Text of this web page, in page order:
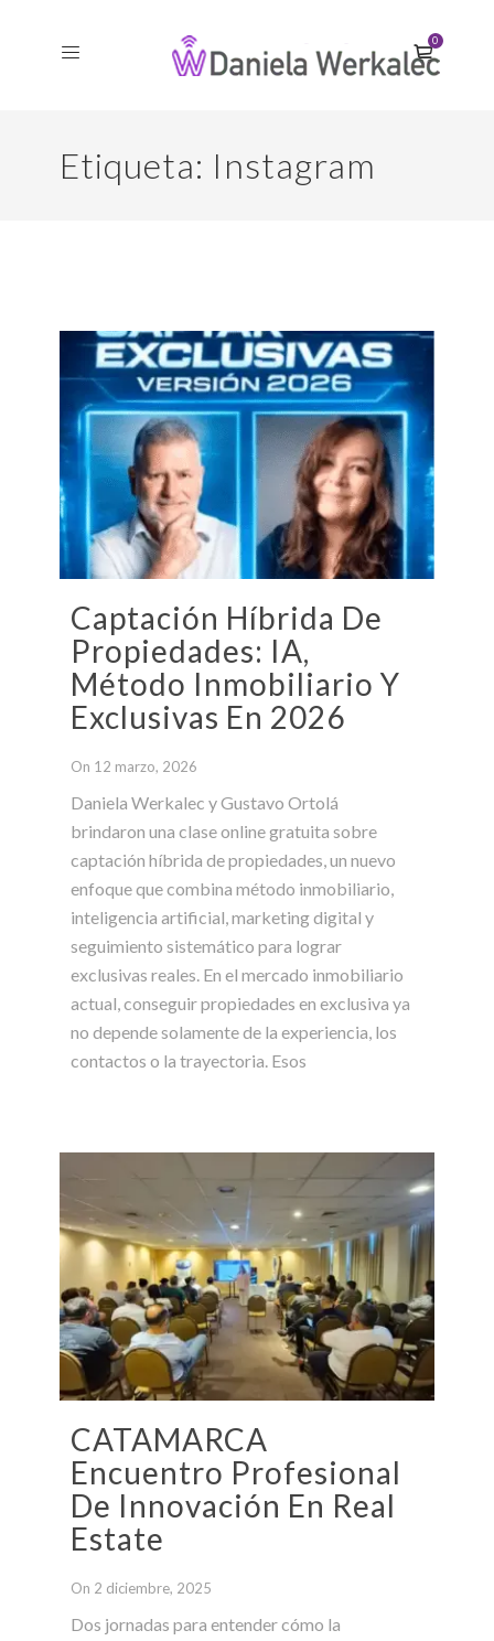
0
Etiqueta: Instagram
Captación Híbrida De
Propiedades: IA,
Método Inmobiliario Y
Exclusivas En 2026
On 12 marzo, 2026
Daniela Werkalec y Gustavo Ortolá
brindaron una clase online gratuita sobre
captación híbrida de propiedades, un nuevo
enfoque que combina método inmobiliario,
inteligencia artificial, marketing digital y
seguimiento sistemático para lograr
exclusivas reales. En el mercado inmobiliario
actual, conseguir propiedades en exclusiva ya
no depende solamente de la experiencia, los
contactos o la trayectoria. Esos
CATAMARCA
Encuentro Profesional
De Innovación En Real
Estate
On 2 diciembre, 2025
Dos jornadas para entender cómo la